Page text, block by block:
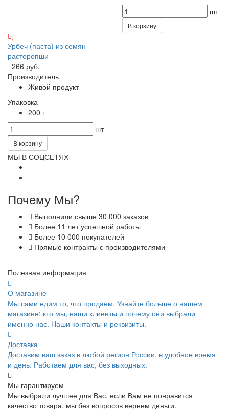
шт
В корзину
Урбеч (паста) из семян
расторопши
266 руб.
Производитель
Живой продукт
Упаковка
200 г
шт
В корзину
МЫ В СОЦСЕТЯХ
Почему Мы?
Выполнили свыше 30 000 заказов
Более 11 лет успешной работы
Более 10 000 покупателей
Прямые контракты с производителями
Полезная информация
О магазине
Мы сами едим то, что продаем. Узнайте больше о нашем
магазине: кто мы, наши клиенты и почему они выбрали
именно нас. Наши контакты и реквизиты.
Доставка
Доставим ваш заказ в любой регион России, в удобное время
и день. Работаем для вас, без выходных.
Мы гарантируем
Мы выбрали лучшее для Вас, если Вам не понравится
качество товара, мы без вопросов вернем деньги.